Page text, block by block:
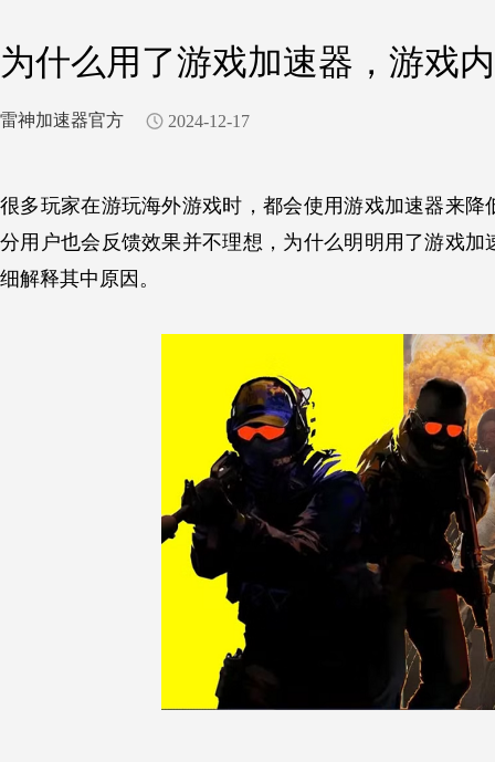
为什么用了游戏加速器，游戏
雷神加速器官方 2024-12-17
很多玩家在游玩海外游戏时，都会使用游戏加速器来
分用户也会反馈效果并不理想，为什么明明用了游戏
细解释其中原因。